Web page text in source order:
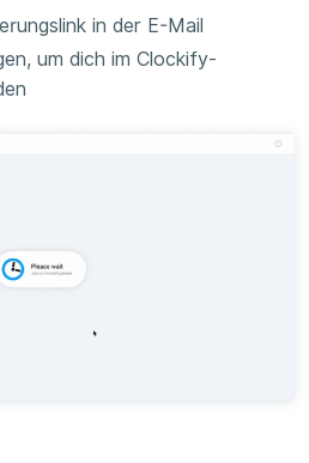
in der E-Mail
um dich im Clockify-